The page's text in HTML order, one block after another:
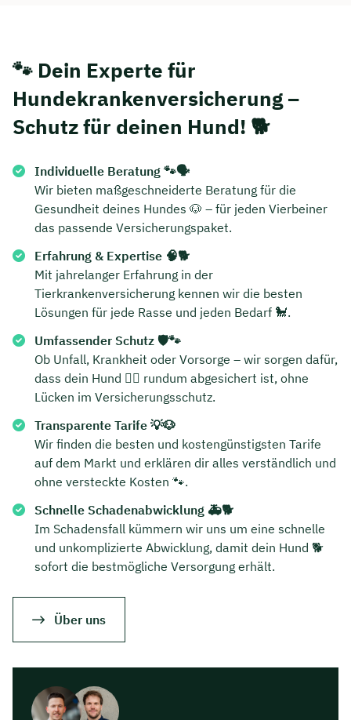
🐾 Dein Experte für
Hundekrankenversicherung –
Schutz für deinen Hund! 🐕
Individuelle Beratung 🐾🗣️
Wir bieten maßgeschneiderte Beratung für die
Gesundheit deines Hundes 🐶 – für jeden Vierbeiner
das passende Versicherungspaket.
Erfahrung & Expertise 🧠🐕
Mit jahrelanger Erfahrung in der
Tierkrankenversicherung kennen wir die besten
Lösungen für jede Rasse und jeden Bedarf 🐩.
Umfassender Schutz 🛡️🐾
Ob Unfall, Krankheit oder Vorsorge – wir sorgen dafür,
dass dein Hund 🐕‍🦺 rundum abgesichert ist, ohne
Lücken im Versicherungsschutz.
Transparente Tarife 💡🐶
Wir finden die besten und kostengünstigsten Tarife
auf dem Markt und erklären dir alles verständlich und
ohne versteckte Kosten 🐾.
Schnelle Schadenabwicklung 🚑🐕
Im Schadensfall kümmern wir uns um eine schnelle
und unkomplizierte Abwicklung, damit dein Hund 🐕
sofort die bestmögliche Versorgung erhält.
Über uns